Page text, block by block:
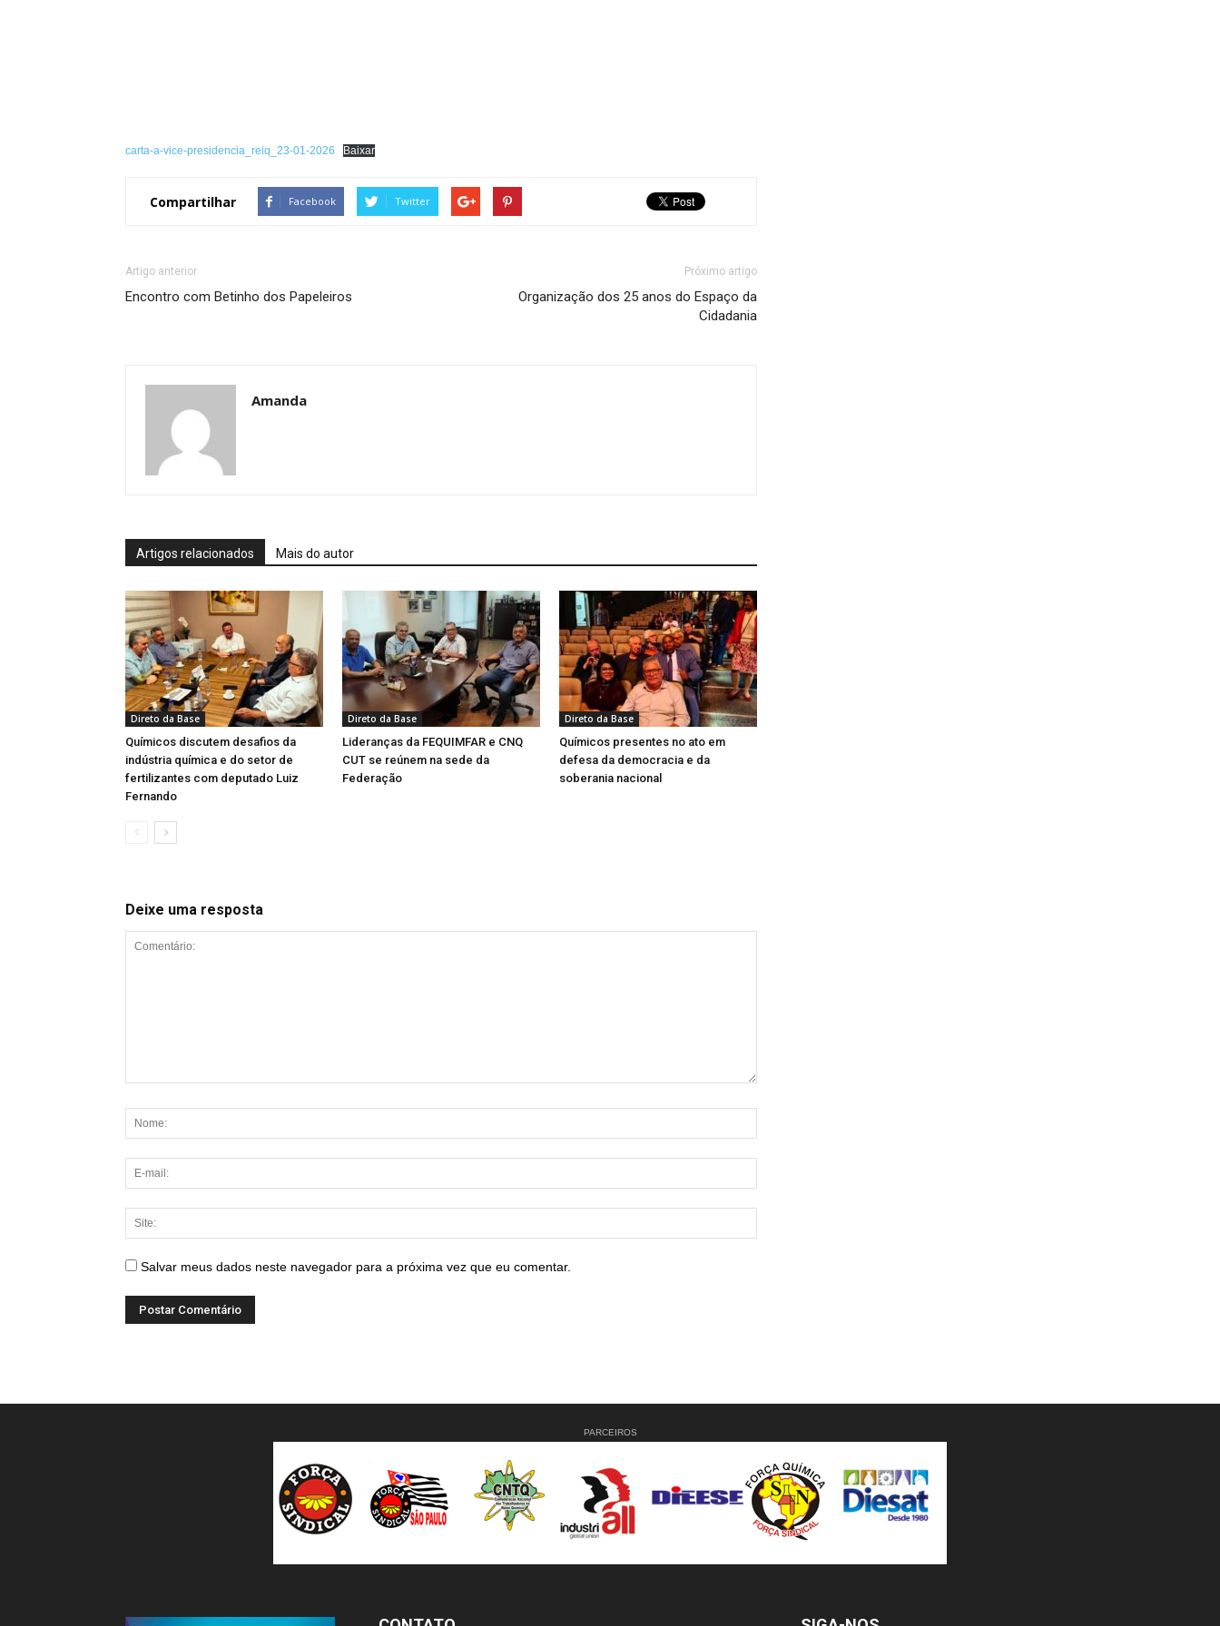
carta-a-vice-presidencia_reiq_23-01-2026 Baixar
Compartilhar Facebook Twitter
Artigo anterior
Encontro com Betinho dos Papeleiros
Próximo artigo
Organização dos 25 anos do Espaço da
Cidadania
Amanda
Artigos relacionados Mais do autor
Direto da Base
Químicos discutem desafios da
indústria química e do setor de
fertilizantes com deputado Luiz
Fernando
Direto da Base
Lideranças da FEQUIMFAR e CNQ
CUT se reúnem na sede da
Federação
Direto da Base
Químicos presentes no ato em
defesa da democracia e da
soberania nacional
Deixe uma resposta
Salvar meus dados neste navegador para a próxima vez que eu comentar.
PARCEIROS